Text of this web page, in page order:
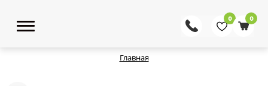
0 0
Главная